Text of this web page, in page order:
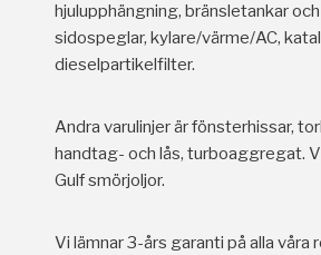
hjulupphängning, bränsletankar
sidospeglar, kylare/värme/AC,
dieselpartikelfilter.
Andra varulinjer är fönsterhissar,
handtag- och lås, turboaggregat.
Gulf smörjoljor.
Vi lämnar 3-års garanti på alla våra